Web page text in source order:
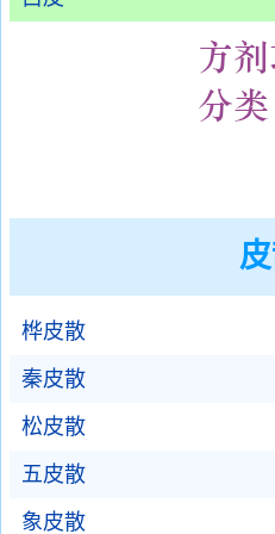
桦皮散
秦皮散
松皮散
五皮散
象皮散